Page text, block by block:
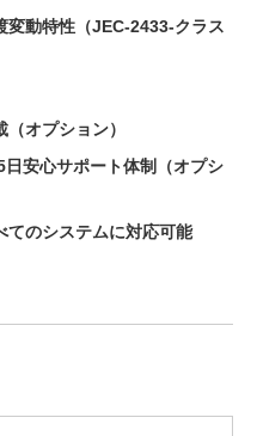
動特性（JEC‐2433-クラス
オプション）
安心サポート体制（オプシ
てのシステムに対応可能